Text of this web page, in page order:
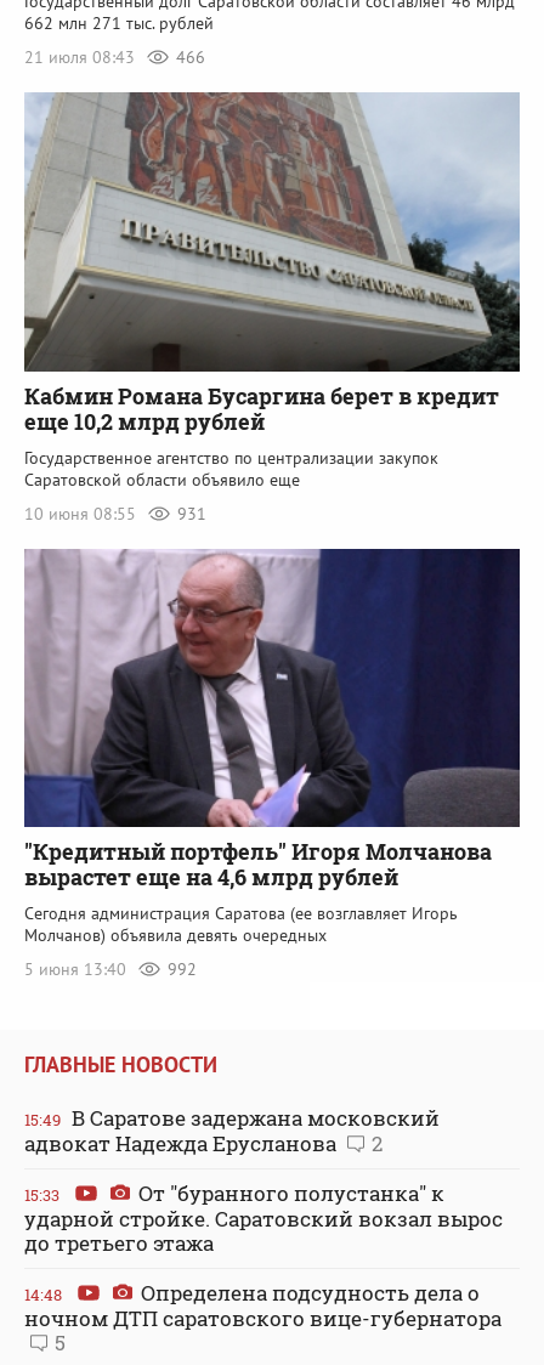
662 млн 271 тыс. рублей
21 июля 08:43
466
Кабмин Романа Бусаргина берет в кредит
еще 10,2 млрд рублей
Государственное агентство по централизации закупок
Саратовской области объявило еще
10 июня 08:55
931
"Кредитный портфель" Игоря Молчанова
вырастет еще на 4,6 млрд рублей
Сегодня администрация Саратова (ее возглавляет Игорь
Молчанов) объявила девять очередных
5 июня 13:40
992
ГЛАВНЫЕ НОВОСТИ
15:49 В Саратове задержана московский
адвокат Надежда Ерусланова
2
15:33
От "буранного полустанка" к
ударной стройке. Саратовский вокзал вырос
до третьего этажа
14:48
Определена подсудность дела о
ночном ДТП саратовского вице-губернатора
5